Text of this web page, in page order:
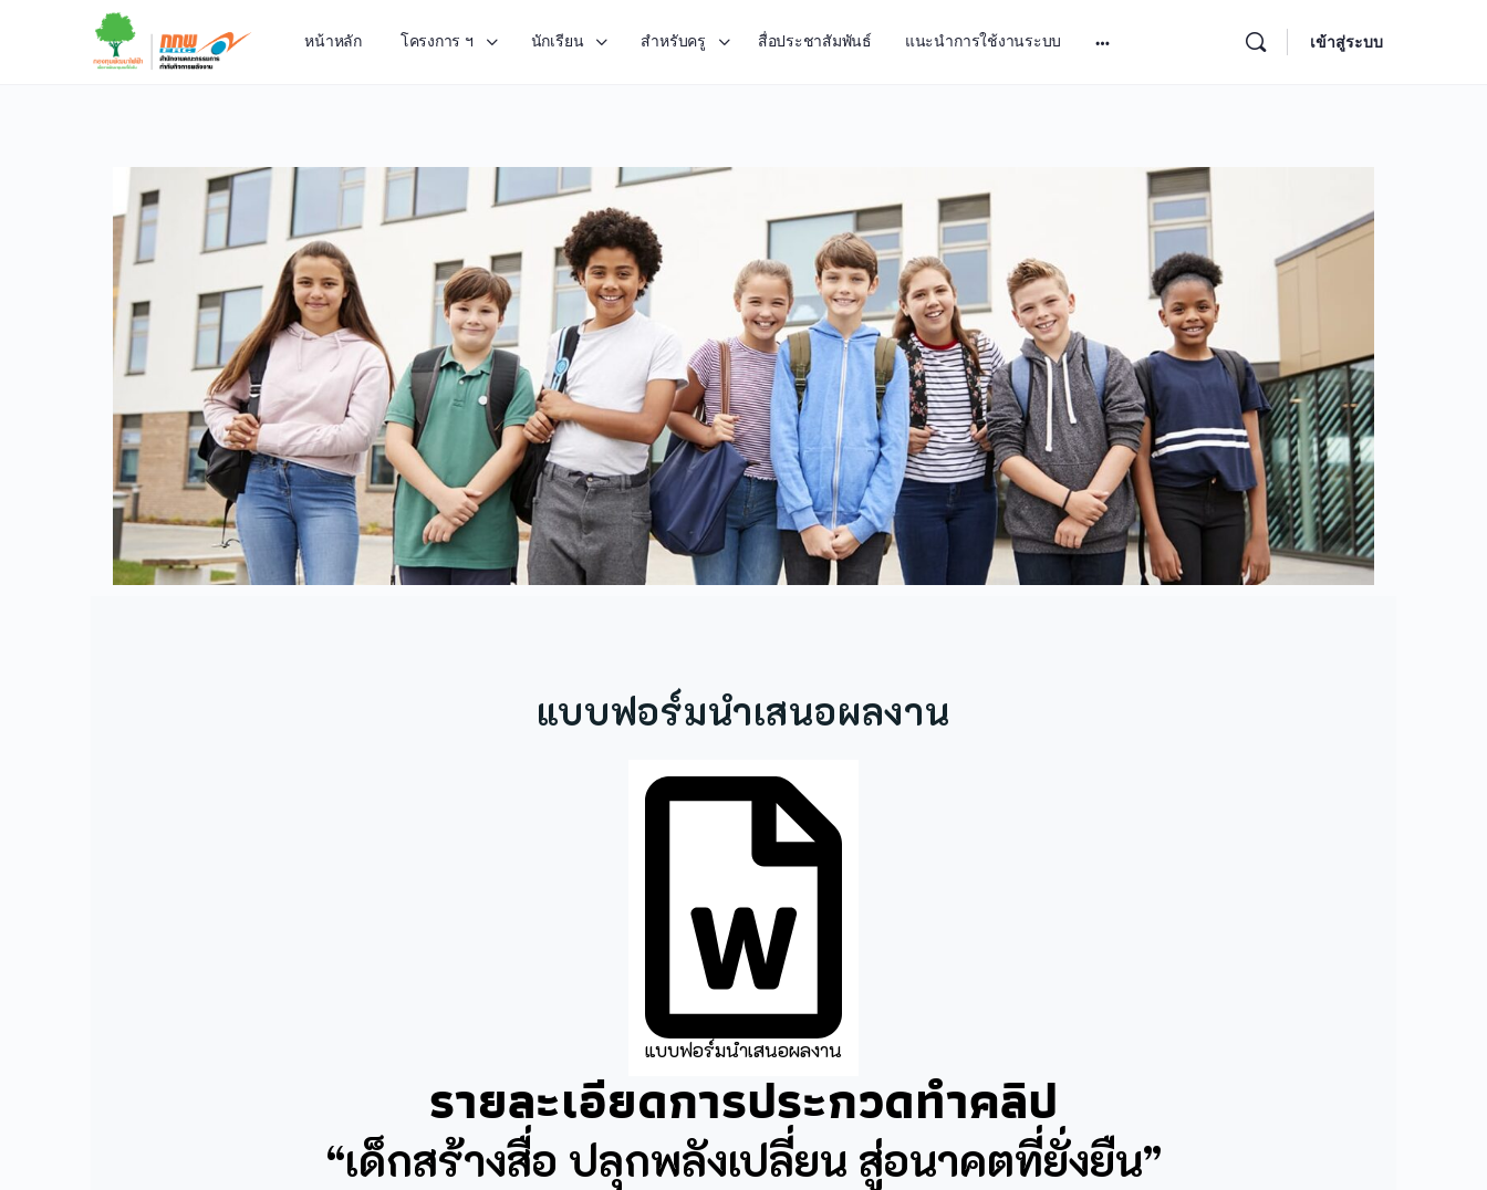
หน้าหลัก โครงการ ฯ นักเรียน สำหรับครู สื่อประชาสัมพันธ์ แนะนำการใช้งานระบบ เข้าสู่ระบบ
แบบฟอร์มนำเสนอผลงาน
แบบฟอร์มนำเสนอผลงาน
รายละเอียดการประกวดทำคลิป
“เด็กสร้างสื่อ ปลุกพลังเปลี่ยน สู่อนาคตที่ยั่งยืน”